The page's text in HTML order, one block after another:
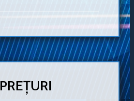
PREȚURI